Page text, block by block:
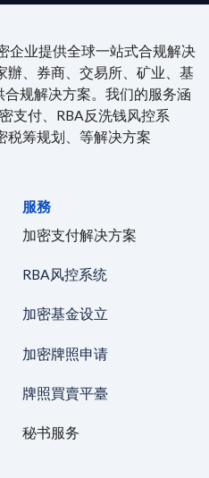
企业提供全球一站式合规解决
辦、券商、交易所、矿业、基
规解决方案。我们的服务涵
支付、RBA反洗钱风控系
税筹规划、等解决方案
服務
加密支付解决方案
RBA风控系统
加密基金设立
加密牌照申请
牌照買賣平臺
秘书服务